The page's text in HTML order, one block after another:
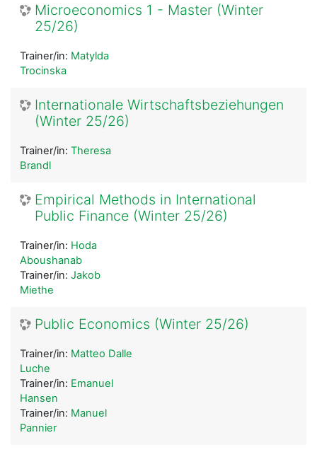
Microeconomics 1 - Master (Winter
25/26)
Trainer/in: Matylda
Trocinska
Internationale Wirtschaftsbeziehungen
(Winter 25/26)
Trainer/in: Theresa
Brandl
Empirical Methods in International
Public Finance (Winter 25/26)
Trainer/in: Hoda
Aboushanab
Trainer/in: Jakob
Miethe
Public Economics (Winter 25/26)
Trainer/in: Matteo Dalle
Luche
Trainer/in: Emanuel
Hansen
Trainer/in: Manuel
Pannier